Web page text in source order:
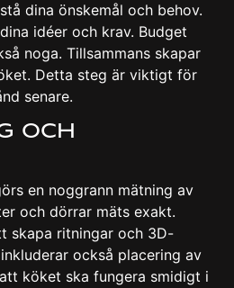
dina önskemål och behov.
idéer och krav. Budget
noga. Tillsammans skapar
Detta steg är viktigt för
senare.
Och
en noggrann mätning av
och dörrar mäts exakt.
skapa ritningar och 3D-
också placering av
köket ska fungera smidigt i